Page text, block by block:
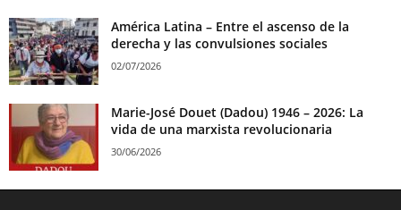
América Latina – Entre el ascenso de la
derecha y las convulsiones sociales
02/07/2026
Marie-José Douet (Dadou) 1946 – 2026: La
vida de una marxista revolucionaria
30/06/2026